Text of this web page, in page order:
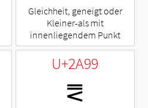
Gleichheit, geneigt oder
Kleiner-als mit
innenliegendem Punkt
U+2A99
⪙